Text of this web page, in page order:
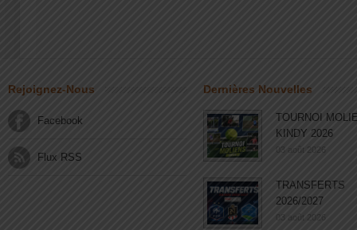
Rejoignez-Nous
Facebook
Flux RSS
Dernières Nouvelles
TOURNOI
KINDY 2026
03 août 2026
TRANSFERTS
2026/2027
03 août 2026